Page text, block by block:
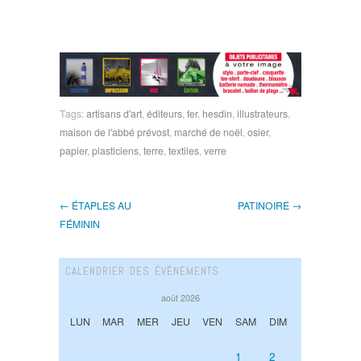
Tags:artisans d'art,éditeurs,fer, hesdin,illustrateurs,
maison de l'abbé prévost, marché de noël,osier,
papier,plasticiens,terre,textiles,verre
← ÉTAPLES AU
FÉMININ
PATINOIRE →
CALENDRIER DES ÉVÉNEMENTS
août 2026
LUN MAR MER JEU VEN SAM DIM
1 2